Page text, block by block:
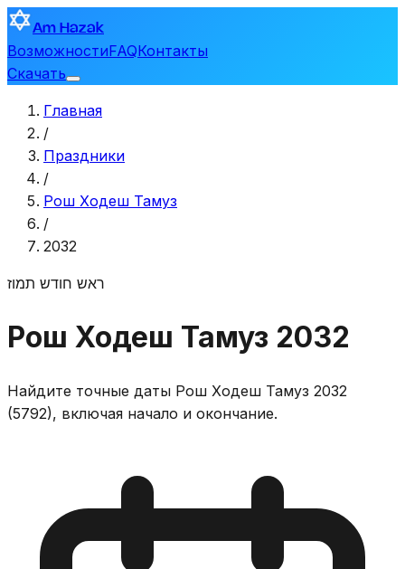
Am Hazak
ВозможностиFAQКонтакты
Скачать
Главная
/
Праздники
/
Рош Ходеш Тамуз
/
2032
ראש חודש תמוז
Рош Ходеш Тамуз 2032
Найдите точные даты Рош Ходеш Тамуз 2032
(5792), включая начало и окончание.